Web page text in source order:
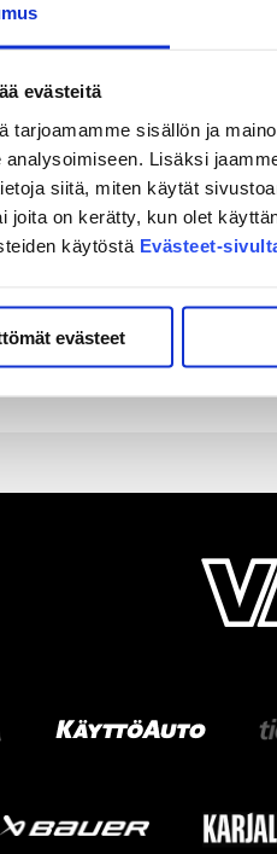
evästeitä
tarjoamamme sisällön ja
analysoimiseen. Lisäksi
siitä, miten käytät
joita on kerätty, kun olet
käytöstä Evästeet-
evästeet
maalivahtivastaava
Janne Pekkarisen rooliin
ja ohjaamisesta.